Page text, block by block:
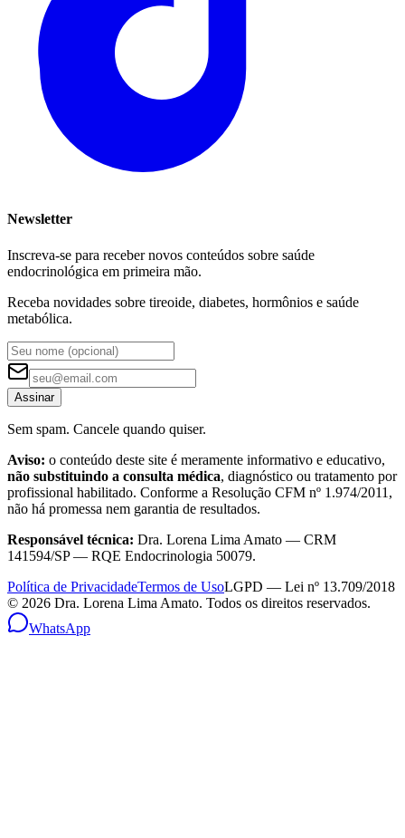
Newsletter
Inscreva-se para receber novos conteúdos sobre saúde
endocrinológica em primeira mão.
Receba novidades sobre tireoide, diabetes, hormônios e saúde
metabólica.
Assinar
Sem spam. Cancele quando quiser.
Aviso: o conteúdo deste site é meramente informativo e educativo,
não substituindo a consulta médica, diagnóstico ou tratamento por
profissional habilitado. Conforme a Resolução CFM nº 1.974/2011,
não há promessa nem garantia de resultados.
Responsável técnica: Dra. Lorena Lima Amato — CRM
141594/SP — RQE Endocrinologia 50079.
Política de PrivacidadeTermos de UsoLGPD — Lei nº 13.709/2018
© 2026 Dra. Lorena Lima Amato. Todos os direitos reservados.
WhatsApp